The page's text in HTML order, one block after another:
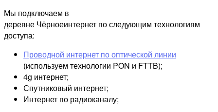
Мы подключаем в
деревне Чёрноеинтернет по следующим технологиям
доступа:
Проводной интернет по оптической линии
(используем технологии PON и FTTB);
4g интернет;
Спутниковый интернет;
Интернет по радиоканалу;